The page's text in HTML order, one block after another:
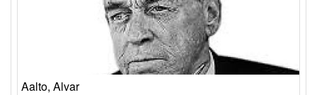
Aalto, Alvar